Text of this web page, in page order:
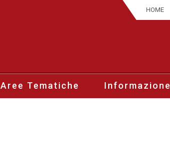
HOME
Aree Tematiche Informazione